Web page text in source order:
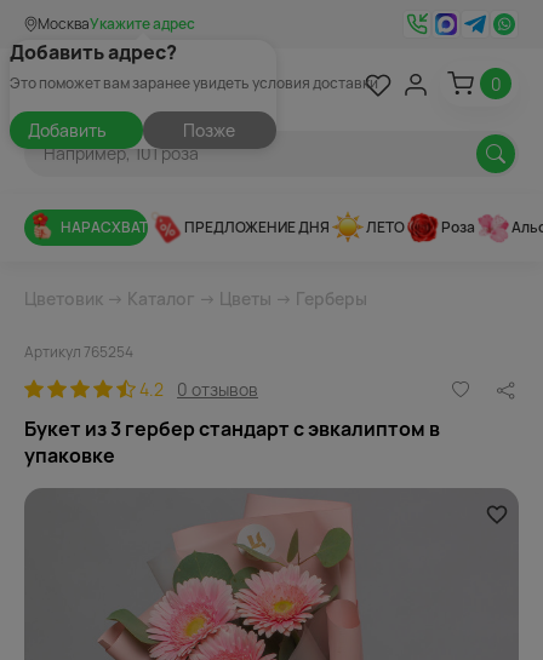
МоскваУкажите адрес
Добавить адрес?
Это поможет вам заранее увидеть условия доставки
Добавить Позже
0
НАРАСХВАТ ПРЕДЛОЖЕНИЕ ДНЯ ЛЕТО Роза
Цветовик → Каталог → Цветы → Герберы
Артикул 765254
4.2 0 отзывов
Букет из 3 гербер стандарт с эвкалиптом в
упаковке